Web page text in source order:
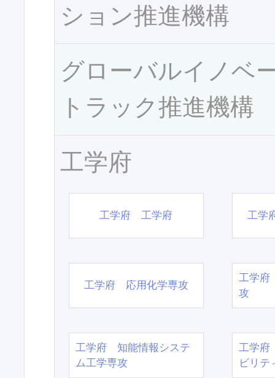
ション推進機構
グローバルイノベ
トラック推進機構
工学府
工学府 工学府 工学
工学府 応用化学専攻
工学府
攻
工学府 知能情報システ
ム工学専攻
工学府
ビリテ